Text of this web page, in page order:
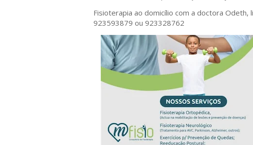
Fisioterapia ao domicílio com a doctora Odeth,
923593879 ou 923328762